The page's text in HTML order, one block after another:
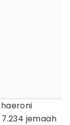
jemaah